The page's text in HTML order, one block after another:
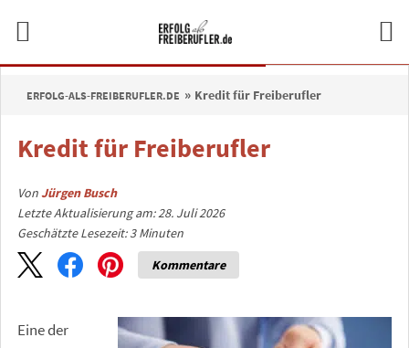
ERFOLG-ALS-FREIBERUFLER.DE Kredit für Freiberufler
Kredit für Freiberufler
VonJürgen Busch
Letzte Aktualisierung am: 28. Juli 2026
Geschätzte Lesezeit:3 Minuten
Kommentare
Eine der